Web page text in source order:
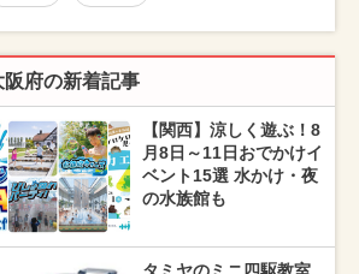
阪府の新着記事
【関西】涼しく遊ぶ！8
月8日～11日おでかけイ
ベント15選 水かけ・夜
の水族館も